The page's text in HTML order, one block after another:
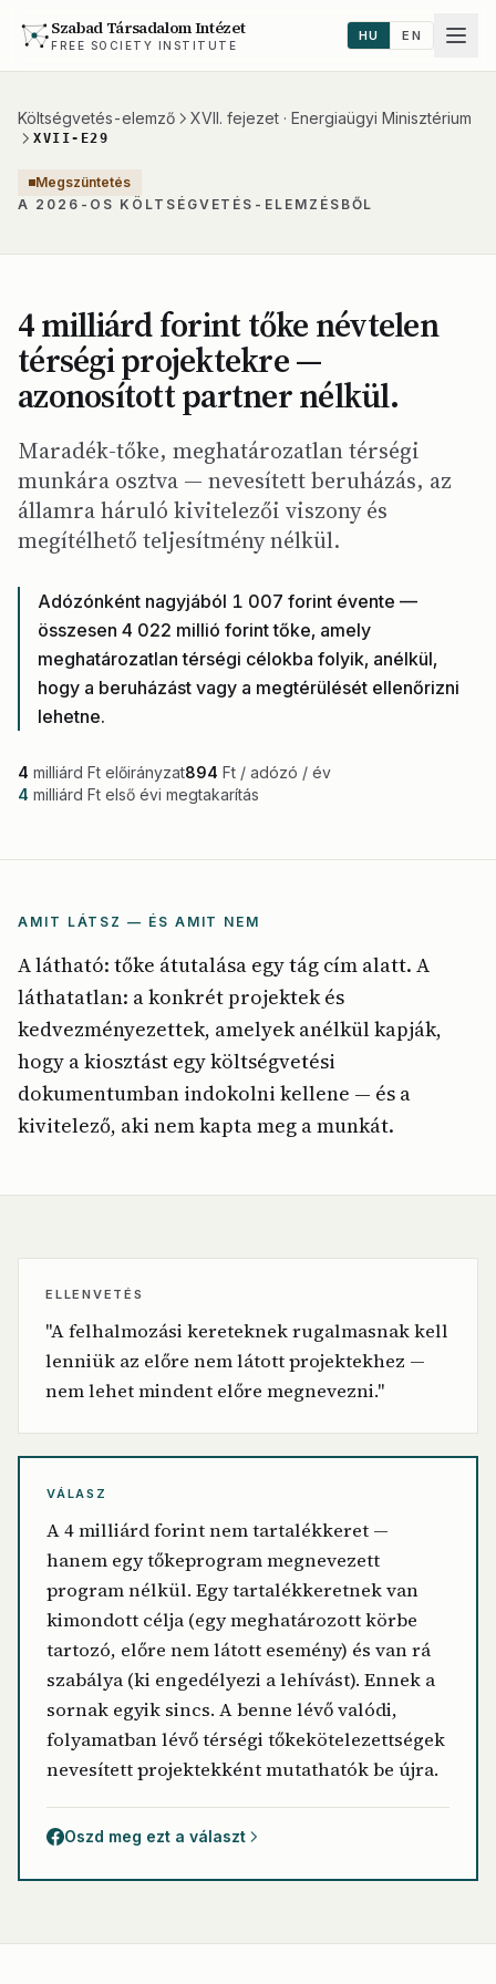
Szabad Társadalom Intézet
FREE SOCIETY INSTITUTE
HU EN
Költségvetés-elemző XVII. fejezet · Energiaügyi Minisztérium
XVII-E29
Megszüntetés
A 2026-OS KÖLTSÉGVETÉS-ELEMZÉSBŐL
4 milliárd forint tőke névtelen
térségi projektekre —
azonosított partner nélkül.
Maradék-tőke, meghatározatlan térségi
munkára osztva — nevesített beruházás, az
államra háruló kivitelezői viszony és
megítélhető teljesítmény nélkül.
Adózónként nagyjából 1 007 forint évente —
összesen 4 022 millió forint tőke, amely
meghatározatlan térségi célokba folyik, anélkül,
hogy a beruházást vagy a megtérülését ellenőrizni
lehetne.
4 milliárd Ft előirányzat894 Ft / adózó / év
4 milliárd Ft első évi megtakarítás
AMIT LÁTSZ — ÉS AMIT NEM
A látható: tőke átutalása egy tág cím alatt. A
láthatatlan: a konkrét projektek és
kedvezményezettek, amelyek anélkül kapják,
hogy a kiosztást egy költségvetési
dokumentumban indokolni kellene — és a
kivitelező, aki nem kapta meg a munkát.
ELLENVETÉS
"A felhalmozási kereteknek rugalmasnak kell
lenniük az előre nem látott projektekhez —
nem lehet mindent előre megnevezni."
VÁLASZ
A 4 milliárd forint nem tartalékkeret —
hanem egy tőkeprogram megnevezett
program nélkül. Egy tartalékkeretnek van
kimondott célja (egy meghatározott körbe
tartozó, előre nem látott esemény) és van rá
szabálya (ki engedélyezi a lehívást). Ennek a
sornak egyik sincs. A benne lévő valódi,
folyamatban lévő térségi tőkekötelezettségek
nevesített projektekként mutathatók be újra.
Oszd meg ezt a választ